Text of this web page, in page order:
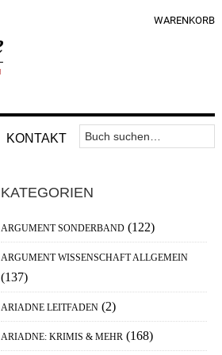
WARENKORB
KONTAKT
Nav
Area
Suchen
nach:
Haupt-
Sidebar
KATEGORIEN
ARGUMENT SONDERBAND (122)
ARGUMENT WISSENSCHAFT ALLGEMEIN
(137)
ARIADNE LEITFADEN (2)
ARIADNE: KRIMIS & MEHR (168)